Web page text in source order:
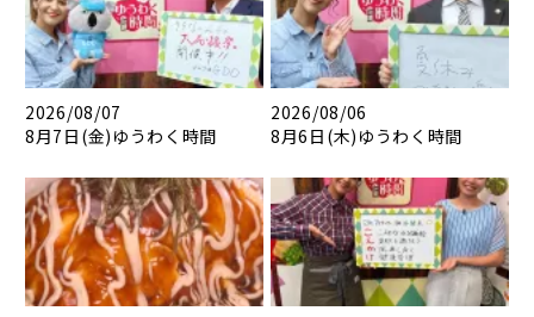
2026/08/07
8月7日(金)ゆうわく時間
2026/08/06
8月6日(木)ゆうわく時間